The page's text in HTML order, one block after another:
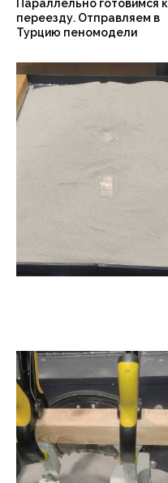
Параллельно готовимся к
переезду. Отправляем в
Турцию пеномодели